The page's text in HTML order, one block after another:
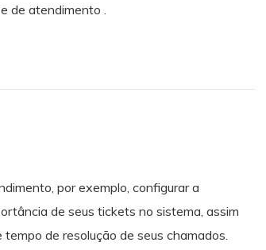
de atendimento .
por exemplo, configurar a
de seus tickets no sistema, assim
de resolução de seus chamados.